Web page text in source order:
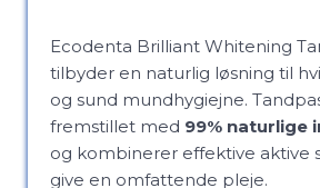
Ecodenta Brilliant Whitening
tilbyder en naturlig løsning til
og sund mundhygiejne.
fremstillet med 99% naturlige
og kombinerer effektive aktive
give en omfattende pleje.